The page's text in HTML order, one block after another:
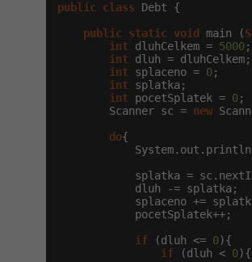
public class Debt {
public
static void main (
int dluhCelkem = 5000;
int dluh = dluhCelkem;
int splaceno = 0;
int splatka;
int pocetSplatek = 0;
        Scanner sc =
new
do{
System.out.println
splatka =
            dluh -= splatka;
splaceno +=
            pocetSplatek++;
if (dluh <= 0){
if (dluh < 0){